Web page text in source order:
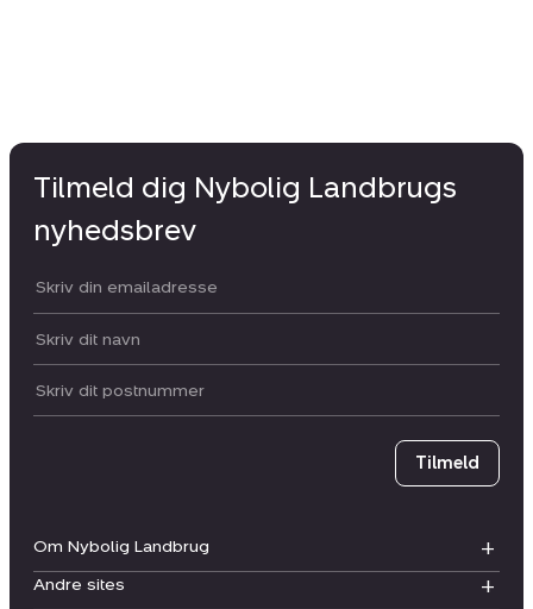
Om Nybolig Landbrug
Andre sites
Tilmeld dig Nybolig Landbrugs
nyhedsbrev
Din email:
Dit navn:
Postnummer
Tilmeld